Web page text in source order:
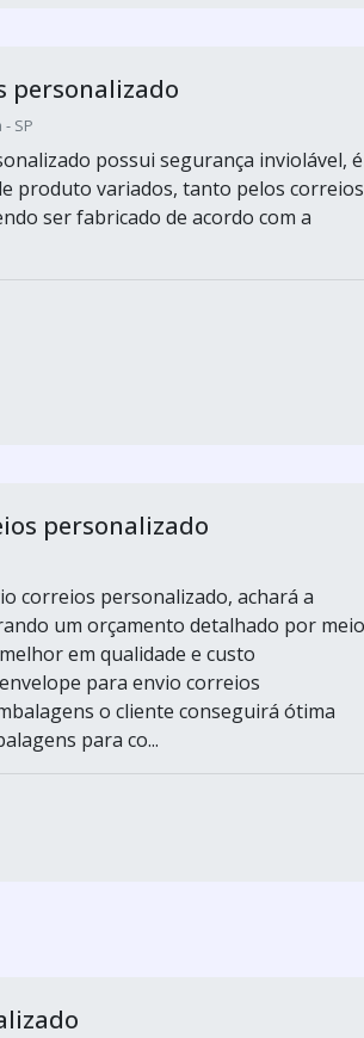
personalizado
SP
possui segurança inviolável, é
produto variados, tanto pelos correios
ser fabricado de acordo com a
personalizado
correios personalizado, achará a
um orçamento detalhado por meio
em qualidade e custo
para envio correios
o cliente conseguirá ótima
para co...